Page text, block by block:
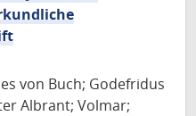
von Buch; Godefridus
Albrant; Volmar;